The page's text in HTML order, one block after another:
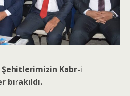
Şehitlerimizin Kabr-i